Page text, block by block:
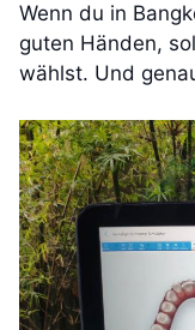
Wenn du in
guten Händen,
wählst. Und